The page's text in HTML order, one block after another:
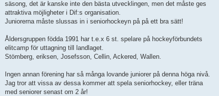
säsong, det är kanske inte den bästa utvecklingen, men det måste ges
attraktiva möjligheter i Dif:s organisation.
Juniorerna måste slussas in i seniorhockeyn på på ett bra sätt!
Åldersgruppen födda 1991 har t.e.x 6 st. spelare på hockeyförbundets
elitcamp för uttagning till landlaget.
Stömberg, eriksen, Josefsson, Cellin, Ackered, Wallen.
Ingen annan förening har så många lovande juniorer på denna höga nivå.
Jag tror att vissa av dessa kommer att spela seniorhockey, eller träna
med seniorer senast om 2 år!